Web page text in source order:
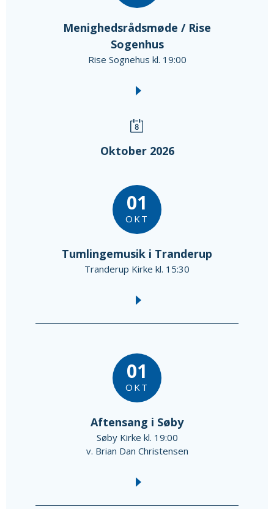
Menighedsrådsmøde / Rise
Sogenhus
Rise Sognehus kl. 19:00
Oktober 2026
01
OKT
Tumlingemusik i Tranderup
Tranderup Kirke kl. 15:30
01
OKT
Aftensang i Søby
Søby Kirke kl. 19:00
v. Brian Dan Christensen